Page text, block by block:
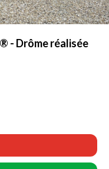
- Drôme réalisée